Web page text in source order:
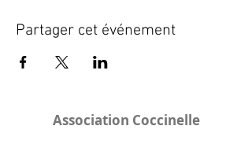
Partager cet événement
Association Coccinelle